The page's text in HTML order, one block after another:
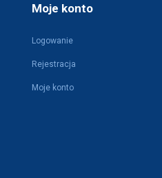
Moje konto
Logowanie
Rejestracja
Moje konto